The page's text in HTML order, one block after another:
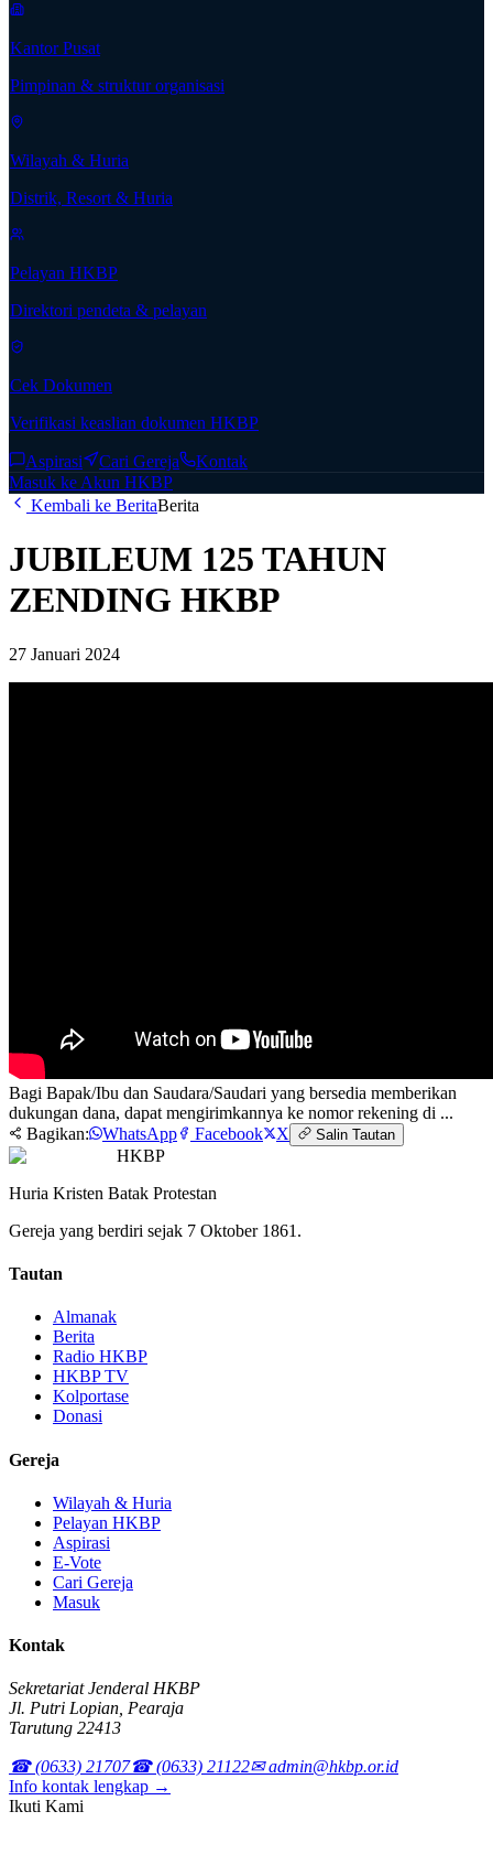
Kantor Pusat
Pimpinan & struktur organisasi
Wilayah & Huria
Distrik, Resort & Huria
Pelayan HKBP
Direktori pendeta & pelayan
Cek Dokumen
Verifikasi keaslian dokumen HKBP
Aspirasi Cari Gereja
Kontak
Masuk ke Akun HKBP
Kembali ke BeritaBerita
JUBILEUM 125 TAHUN
ZENDING HKBP
27 Januari 2024
Bagi Bapak/Ibu dan Saudara/Saudari yang bersedia memberikan
dukungan dana, dapat mengirimkannya ke nomor rekening di ...
Bagikan:
WhatsApp Facebook X Salin Tautan
HKBP
Huria Kristen Batak Protestan
Gereja yang berdiri sejak 7 Oktober 1861.
Tautan
Almanak
Berita
Radio HKBP
HKBP TV
Kolportase
Donasi
Gereja
Wilayah & Huria
Pelayan HKBP
Aspirasi
E-Vote
Cari Gereja
Masuk
Kontak
Sekretariat Jenderal HKBP
Jl. Putri Lopian, Pearaja
Tarutung 22413
☎ (0633) 21707☎ (0633) 21122✉ admin@hkbp.or.id
Info kontak lengkap →
Ikuti Kami